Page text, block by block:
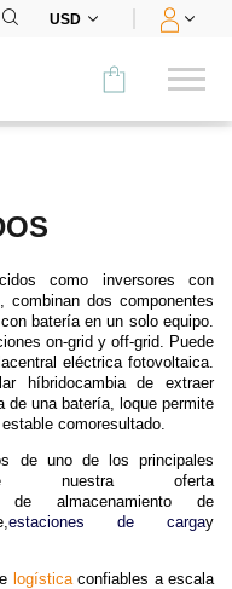
USD
como inversores con
combinan dos componentes
batería en un solo equipo.
on-grid y off-grid. Puede
eléctrica fotovoltaica.
híbridocambia de extraer
de una batería, loque permite
comoresultado.
de uno de los principales
nuestra oferta
de almacenamiento de
,estaciones de cargay
logísticaconfiables a escala